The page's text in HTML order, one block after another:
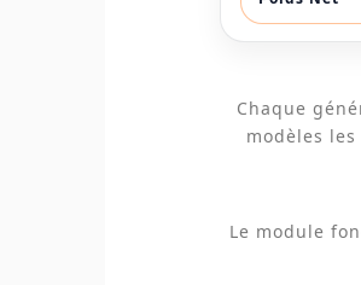
Chaque
modèles
Le module